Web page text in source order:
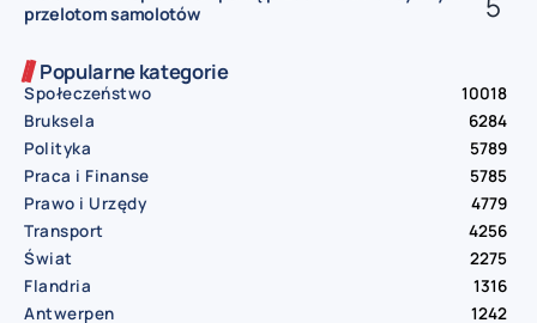
przelotom samolotów
Popularne kategorie
Społeczeństwo
10018
Bruksela
6284
Polityka
5789
Praca i Finanse
5785
Prawo i Urzędy
4779
Transport
4256
Świat
2275
Flandria
1316
Antwerpen
1242